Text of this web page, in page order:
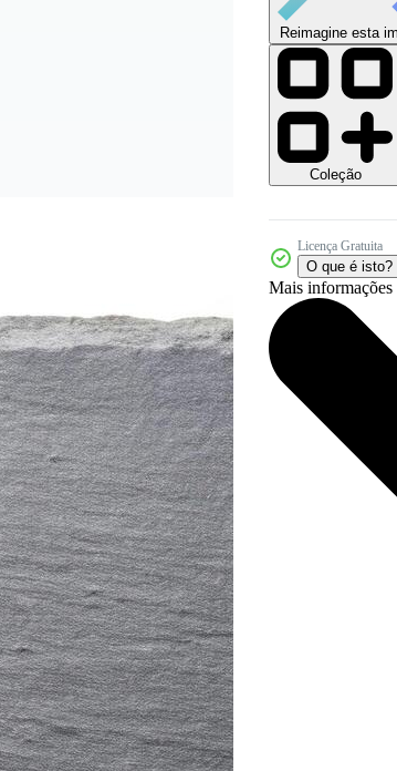
Reimagine esta
Coleção
Licença Gratuita
O que é isto?
Mais informações